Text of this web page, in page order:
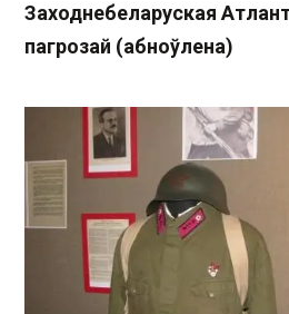
Заходнебеларуская
пагрозай (абноўлена)